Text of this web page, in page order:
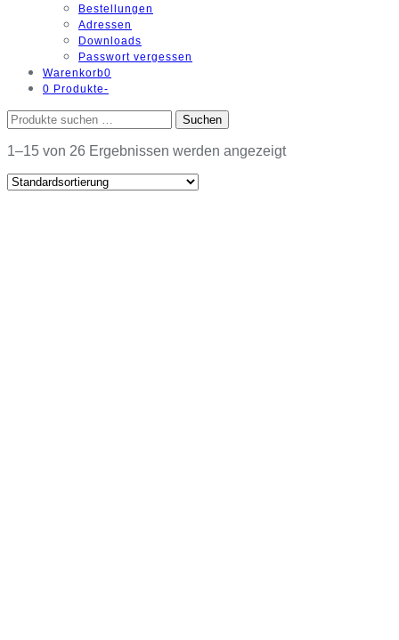
Bestellungen
Adressen
Downloads
Passwort vergessen
Warenkorb0
0 Produkte-
Suchen
nach:
Suchen
1–15 von 26 Ergebnissen werden angezeigt